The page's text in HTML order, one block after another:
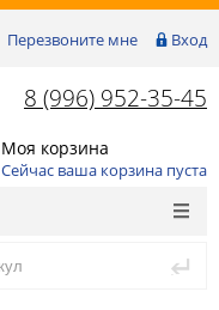
Перезвоните мне Вход
8 (996) 952-35-45
Моя корзина
Сейчас ваша корзина пуста